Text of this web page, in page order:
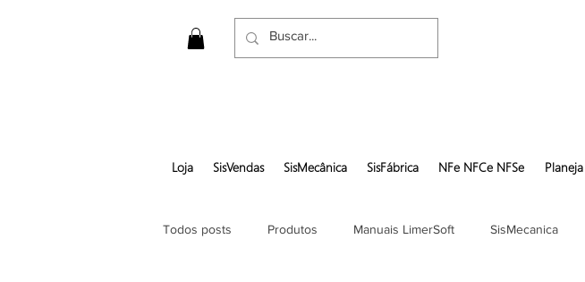
Loja SisVendas SisMecânica SisFábrica NFe NFCe NFSe
Todos posts Produtos Manuais LimerSoft SisMecanica